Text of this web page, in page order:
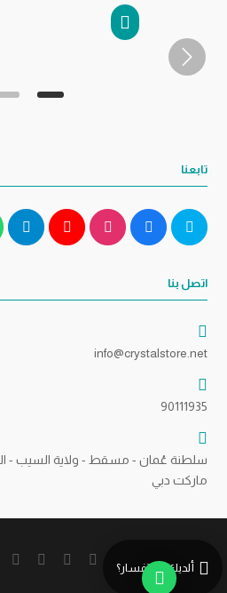
تابعنا
اتصل بنا
info@crystalstore.net
90111935
سلطنة عُمان - مسقط - ولاية السيب -
ماركت دبي
ألديك استفسار؟